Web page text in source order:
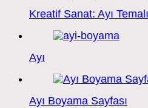
Kreatif Sanat: Ayı
Ayı
Ayı Boyama Sayfası